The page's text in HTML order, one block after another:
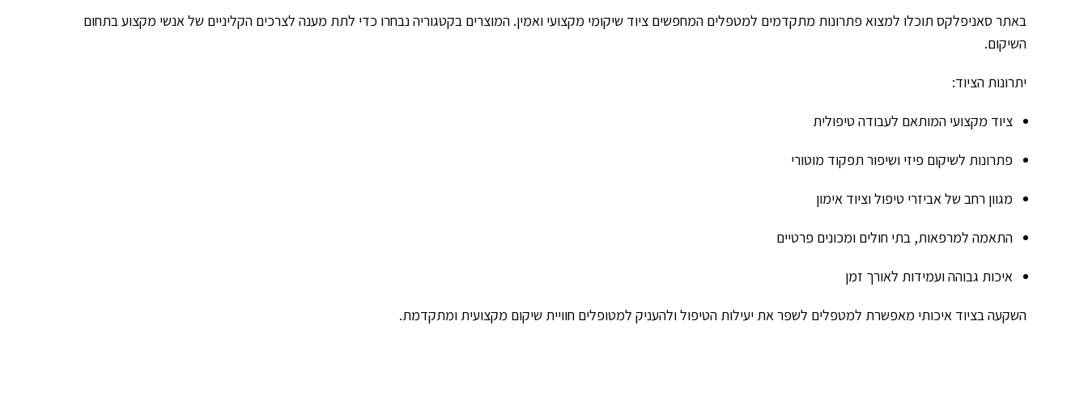
באתר סאניפלקס תוכלו למצוא פתרונות מתקדמים למטפלים המחפשים ציוד שיקומי מקצועי ואמין. המוצרים בקטגוריה נבחרו כדי לתת מענה לצרכים הקליניים של אנשי מקצוע בתחום
השיקום.
יתרונות הציוד:
ציוד מקצועי המותאם לעבודה טיפולית
פתרונות לשיקום פיזי ושיפור תפקוד מוטורי
מגוון רחב של אביזרי טיפול וציוד אימון
התאמה למרפאות, בתי חולים ומכונים פרטיים
איכות גבוהה ועמידות לאורך זמן
השקעה בציוד איכותי מאפשרת למטפלים לשפר את יעילות הטיפול ולהעניק למטופלים חוויית שיקום מקצועית ומתקדמת.